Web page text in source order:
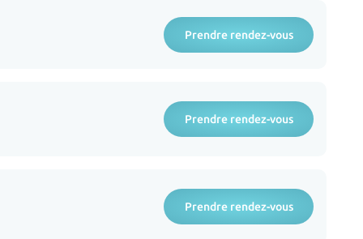
Prendre rendez-vous
Prendre rendez-vous
Prendre rendez-vous